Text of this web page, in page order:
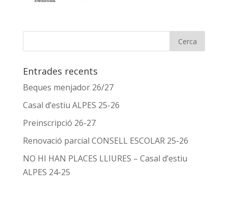
Entrades recents
Beques menjador 26/27
Casal d’estiu ALPES 25-26
Preinscripció 26-27
Renovació parcial CONSELL ESCOLAR 25-26
NO HI HAN PLACES LLIURES – Casal d’estiu
ALPES 24-25